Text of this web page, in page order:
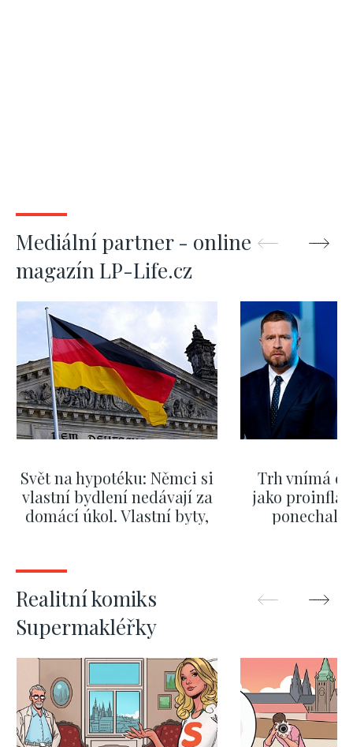
Mediální partner - online
magazín LP-Life.cz
Svět na hypotéku: Němci si
vlastní bydlení nedávají za
domácí úkol. Vlastní byty,
Trh vnímá
jako
ponechali
Realitní komiks
Supermakléřky